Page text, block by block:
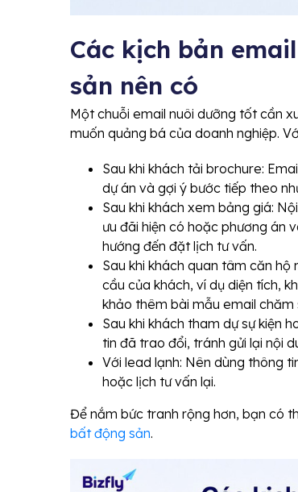
Các kịch bản
sản nên có
Một chuỗi email nuôi dưỡng tốt cần
muốn quảng bá của doanh nghiệp.
Sau khi khách tải brochure:
dự án và gợi ý bước tiếp theo
Sau khi khách xem bảng giá:
ưu đãi hiện có hoặc phương án
hướng đến đặt lịch tư vấn.
Sau khi khách quan tâm căn hộ
cầu của khách, ví dụ diện tích,
khảo thêm bài mẫu email
Sau khi khách tham dự sự kiện
tin đã trao đổi, tránh gửi lại nội
Với lead lạnh: Nên dùng thông
hoặc lịch tư vấn lại.
Để nắm bức tranh rộng hơn, bạn có
bất động sản.